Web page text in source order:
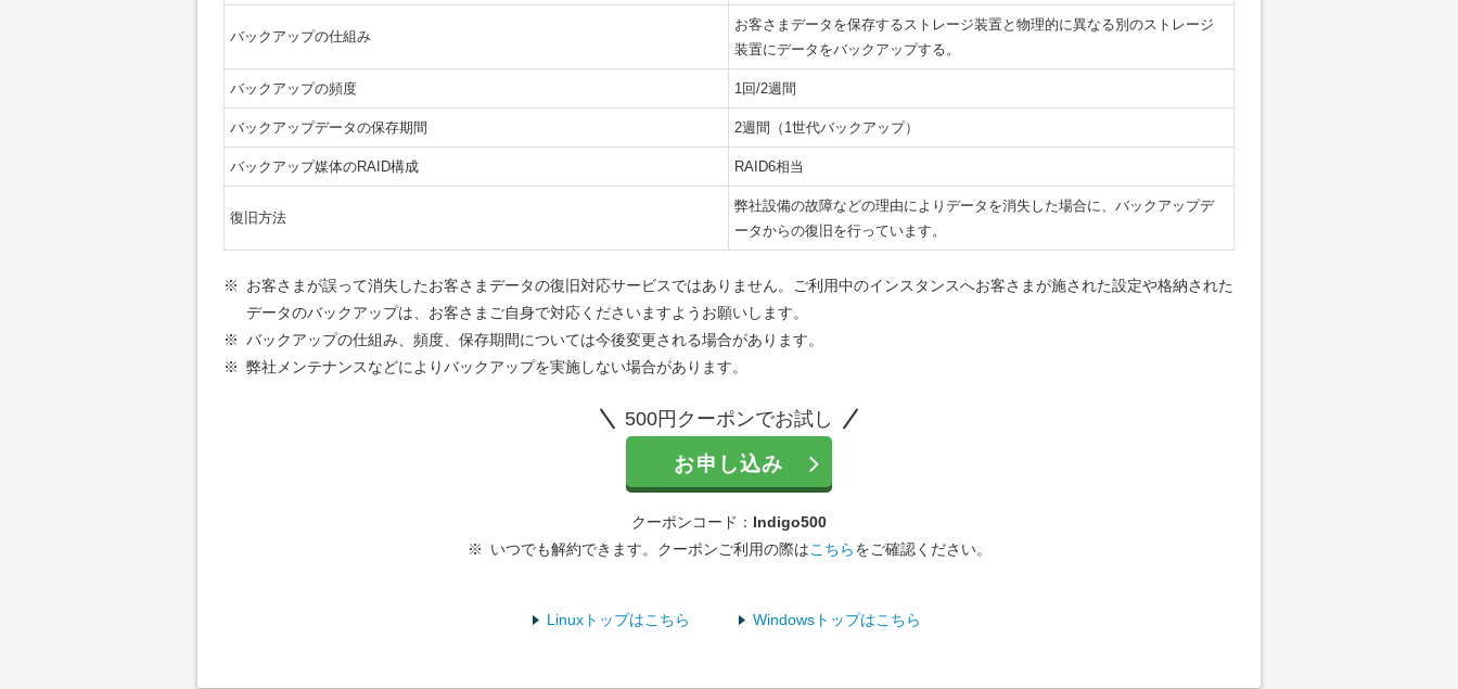
バックアップの仕組み
お客さまデータを保存するストレージ装置と物理的に異なる別のストレージ
装置にデータをバックアップする。
バックアップの頻度 1回/2週間
バックアップデータの保存期間 2週間（1世代バックアップ）
バックアップ媒体のRAID構成 RAID6相当
復旧方法
弊社設備の故障などの理由によりデータを消失した場合に、バックアップデ
ータからの復旧を行っています。
※
お客さまが誤って消失したお客さまデータの復旧対応サービスではありません。ご利用中のインスタンスへお客さまが施された設定や格納された
データのバックアップは、お客さまご自身で対応くださいますようお願いします。
※ バックアップの仕組み、頻度、保存期間については今後変更される場合があります。
※ 弊社メンテナンスなどによりバックアップを実施しない場合があります。
500円クーポンでお試し
お申し込み
クーポンコード： Indigo500
※
いつでも解約できます。クーポンご利用の際はこちらをご確認ください。
Linuxトップはこちら Windowsトップはこちら